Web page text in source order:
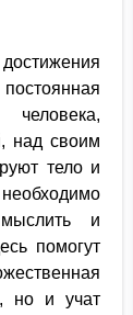
над своим
тело и
мыслить и
помогут
но и учат